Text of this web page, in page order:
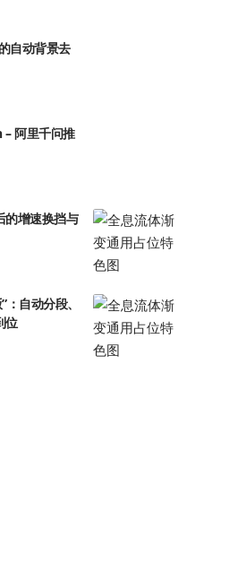
自动背景去
阿里千问推
的增速换挡与
自动分段、
位